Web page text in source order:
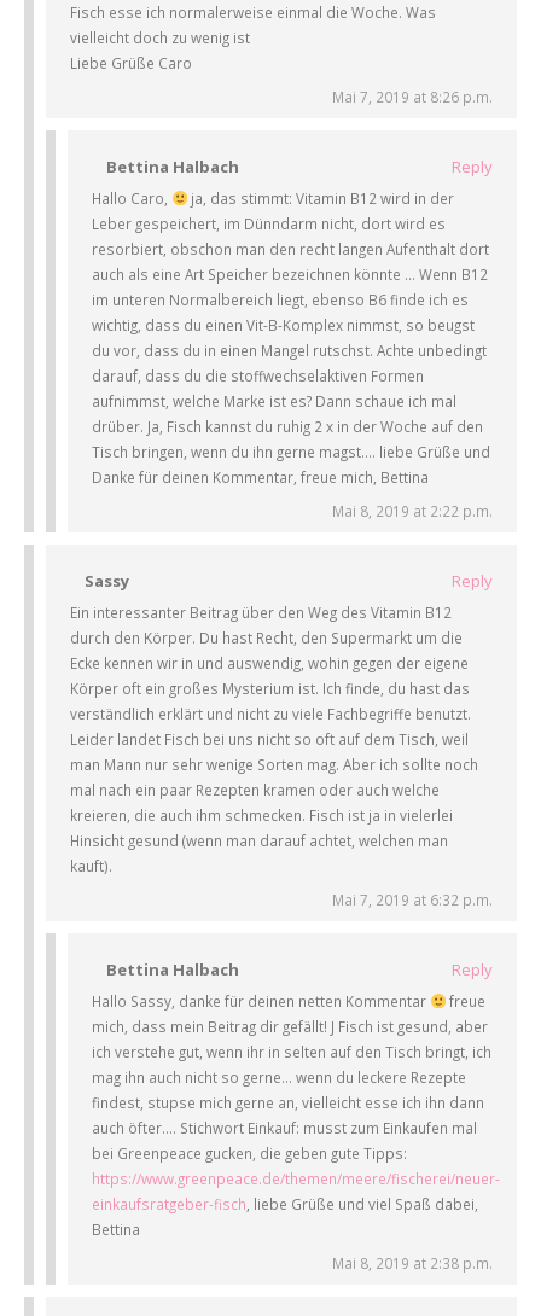
Fisch esse ich normalerweise einmal die Woche. Was
vielleicht doch zu wenig ist
Liebe Grüße Caro
Mai 7, 2019 at 8:26 p.m.
Bettina Halbach Reply
Hallo Caro,
ja, das stimmt: Vitamin B12 wird in der
Leber gespeichert, im Dünndarm nicht, dort wird es
resorbiert, obschon man den recht langen Aufenthalt dort
auch als eine Art Speicher bezeichnen könnte … Wenn B12
im unteren Normalbereich liegt, ebenso B6 finde ich es
wichtig, dass du einen Vit-B-Komplex nimmst, so beugst
du vor, dass du in einen Mangel rutschst. Achte unbedingt
darauf, dass du die stoffwechselaktiven Formen
aufnimmst, welche Marke ist es? Dann schaue ich mal
drüber. Ja, Fisch kannst du ruhig 2 x in der Woche auf den
Tisch bringen, wenn du ihn gerne magst…. liebe Grüße und
Danke für deinen Kommentar, freue mich, Bettina
Mai 8, 2019 at 2:22 p.m.
Sassy Reply
Ein interessanter Beitrag über den Weg des Vitamin B12
durch den Körper. Du hast Recht, den Supermarkt um die
Ecke kennen wir in und auswendig, wohin gegen der eigene
Körper oft ein großes Mysterium ist. Ich finde, du hast das
verständlich erklärt und nicht zu viele Fachbegriffe benutzt.
Leider landet Fisch bei uns nicht so oft auf dem Tisch, weil
man Mann nur sehr wenige Sorten mag. Aber ich sollte noch
mal nach ein paar Rezepten kramen oder auch welche
kreieren, die auch ihm schmecken. Fisch ist ja in vielerlei
Hinsicht gesund (wenn man darauf achtet, welchen man
kauft).
Mai 7, 2019 at 6:32 p.m.
Bettina Halbach Reply
Hallo Sassy, danke für deinen netten Kommentar
freue
mich, dass mein Beitrag dir gefällt! J Fisch ist gesund, aber
ich verstehe gut, wenn ihr in selten auf den Tisch bringt, ich
mag ihn auch nicht so gerne… wenn du leckere Rezepte
findest, stupse mich gerne an, vielleicht esse ich ihn dann
auch öfter…. Stichwort Einkauf: musst zum Einkaufen mal
bei Greenpeace gucken, die geben gute Tipps:
https://www.greenpeace.de/themen/meere/fischerei/neuer-
einkaufsratgeber-fisch , liebe Grüße und viel Spaß dabei,
Bettina
Mai 8, 2019 at 2:38 p.m.